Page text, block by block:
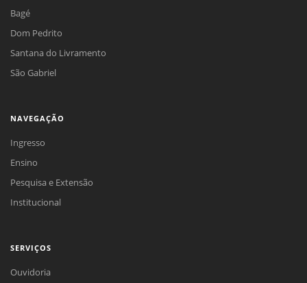
Bagé
Dom Pedrito
Santana do Livramento
São Gabriel
NAVEGAÇÃO
Ingresso
Ensino
Pesquisa e Extensão
Institucional
SERVIÇOS
Ouvidoria